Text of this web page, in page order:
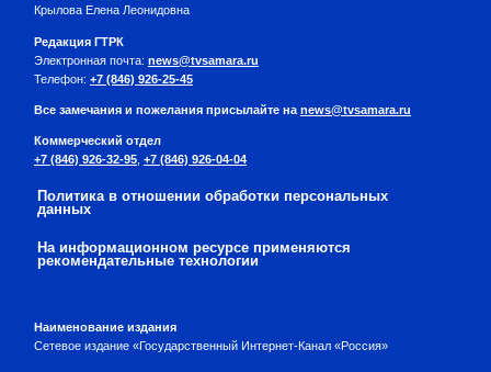
Крылова Елена Леонидовна
Редакция ГТРК
Электронная почта: news@tvsamara.ru
Телефон: +7 (846) 926-25-45
Все замечания и пожелания присылайте на news@tvsamara.ru
Коммерческий отдел
+7 (846) 926-32-95 +7 (846) 926-04-04
Политика в отношении обработки персональных
данных
На информационном ресурсе применяются
рекомендательные технологии
Наименование издания
Сетевое издание «Государственный Интернет-Канал «Россия»